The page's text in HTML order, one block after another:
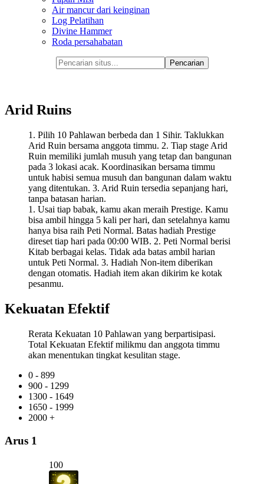
Air mancur dari keinginan
Log Pelatihan
Divine Hammer
Roda persahabatan
Arid Ruins
1. Pilih 10 Pahlawan berbeda dan 1 Sihir. Taklukkan
Arid Ruin bersama anggota timmu. 2. Tiap stage Arid
Ruin memiliki jumlah musuh yang tetap dan bangunan
pada 3 lokasi acak. Koordinasikan bersama timmu
untuk habisi semua musuh dan bangunan dalam waktu
yang ditentukan. 3. Arid Ruin tersedia sepanjang hari,
tanpa batasan harian.
1. Usai tiap babak, kamu akan meraih Prestige. Kamu
bisa ambil hingga 5 kali per hari, dan setelahnya kamu
hanya bisa raih Peti Normal. Batas hadiah Prestige
direset tiap hari pada 00:00 WIB. 2. Peti Normal berisi
Kitab berbagai kelas. Tidak ada batas ambil harian
untuk Peti Normal. 3. Hadiah Non-item diberikan
dengan otomatis. Hadiah item akan dikirim ke kotak
pesanmu.
Kekuatan Efektif
Rerata Kekuatan 10 Pahlawan yang berpartisipasi.
Total Kekuatan Efektif milikmu dan anggota timmu
akan menentukan tingkat kesulitan stage.
0 - 899
900 - 1299
1300 - 1649
1650 - 1999
2000 +
Arus 1
100